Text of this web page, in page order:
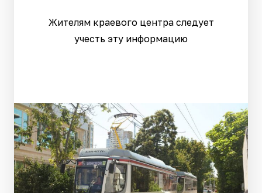
Жителям краевого центра следует
учесть эту информацию